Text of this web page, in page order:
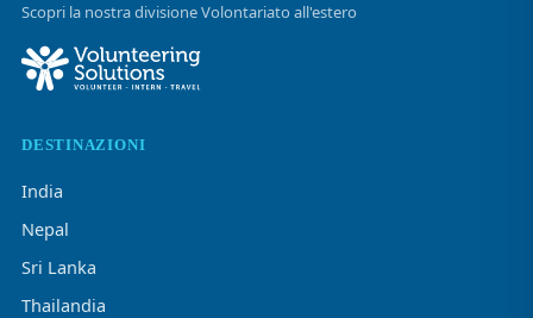
Scopri la nostra divisione Volontariato all'estero
DESTINAZIONI
India
Nepal
Sri Lanka
Thailandia